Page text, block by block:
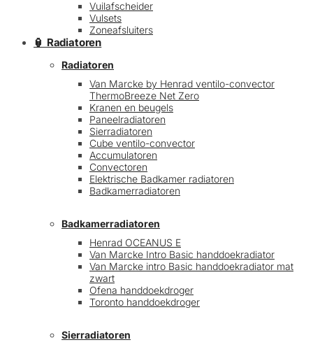
Vuilafscheider
Vulsets
Zoneafsluiters
🏮 Radiatoren
Radiatoren
Van Marcke by Henrad ventilo-convector
ThermoBreeze Net Zero
Kranen en beugels
Paneelradiatoren
Sierradiatoren
Cube ventilo-convector
Accumulatoren
Convectoren
Elektrische Badkamer radiatoren
Badkamerradiatoren
Badkamerradiatoren
Henrad OCEANUS E
Van Marcke Intro Basic handdoekradiator
Van Marcke intro Basic handdoekradiator mat
zwart
Ofena handdoekdroger
Toronto handdoekdroger
Sierradiatoren